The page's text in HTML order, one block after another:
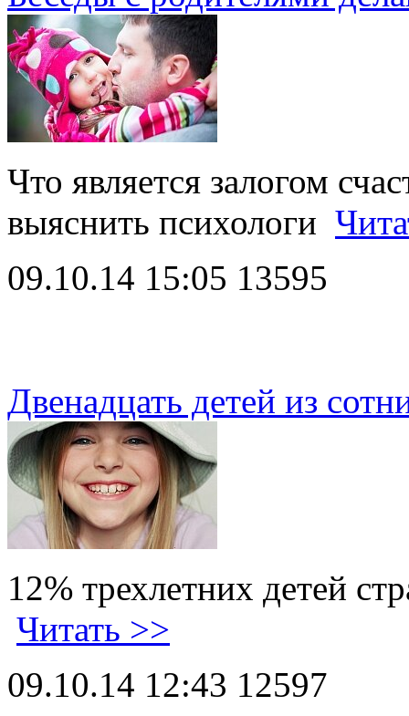
Что является залогом
выяснить психологи
09.10.14 15:05 13595
Двенадцать детей из
12% трехлетних детей
Читать >>
09.10.14 12:43 12597